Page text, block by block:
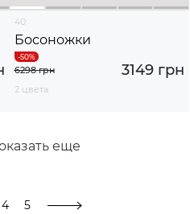
40
Босоножки
3149 грн
6298 грн
2 цвета
еще
4 5